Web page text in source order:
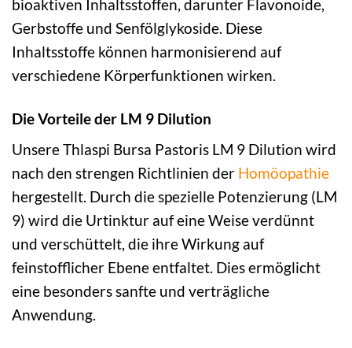
bioaktiven Inhaltsstoffen, darunter Flavonoide,
Gerbstoffe und Senfölglykoside. Diese
Inhaltsstoffe können harmonisierend auf
verschiedene Körperfunktionen wirken.
Die Vorteile der LM 9 Dilution
Unsere Thlaspi Bursa Pastoris LM 9 Dilution wird
nach den strengen Richtlinien der Homöopathie
hergestellt. Durch die spezielle Potenzierung (LM
9) wird die Urtinktur auf eine Weise verdünnt
und verschüttelt, die ihre Wirkung auf
feinstofflicher Ebene entfaltet. Dies ermöglicht
eine besonders sanfte und verträgliche
Anwendung.